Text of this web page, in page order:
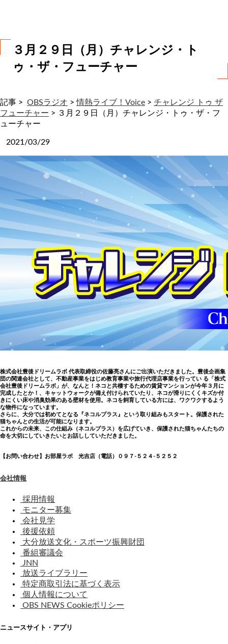
３月２９日（月）チャレンジ・ト
ゥ・ザ・フューチャー
記事 > OBSラジオ >情熱ライブ！Voice > チャレンジ トゥ ザ
フューチャー > ３月２９日（月）チャレンジ・トゥ・ザ・フ
ューチャー
2021/03/29
株式会社豊後ドリームラボ 代表取締役の佐藤亮さんにご出演いただきました。豊後企画集
団の関連会社として、不動産事業をはじめ教育事業や旅行代理店事業を行ってい る「株式
会社豊後ドリームラボ」が、なんと！ ネコと共棲するための賃貸マンションが今年３月に
完成したとか！、キャットウォークが備え付けられていたり、ネコが滑りにくくキズか付
きにくい床や消臭効果のある壁材を使用。ネコを飼育している方には、ワクワクするよう
な物件になっています。
さらに、大分では初めてとなる『ネコルプラス』という取り組みもスタート。保護された
猫ちゃんとの生活が可能になります。
これからの未来、この仕組み（ネコルプラス）を広げていき、保護された猫ちゃんたちの
命を大切にしていきたいとお話ししていただきました。
【お問い合わせ】 お部屋ラボ 光吉店 （電話） ０９７-５２４-５２５２
会社情報
採用情報
モニター募集
会社見学
後援依頼
大分放送文化・スポーツ振興財団
番組審議会
JNN
放送ライブラリー
特定商取引法に基づく表示
個人情報について
OBS NEWS Cookieポリシー
ニュースサイト・アプリ